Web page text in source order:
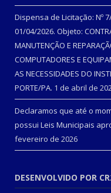
Dispensa de Licitação: Nº
01/04/2026. Objeto:
MANUTENÇÃO E
COMPUTADORES E
AS NECESSIDADES DO
PORTE/PA. 1 de abril de
Declaramos que até o
possui Leis Municipais
fevereiro de 2026
DESENVOLVIDO POR